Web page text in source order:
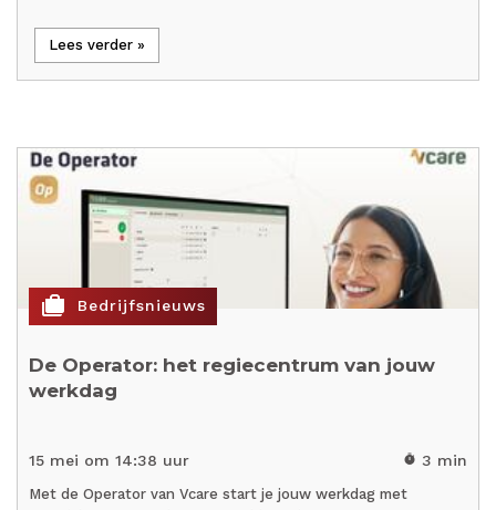
Lees verder »
cases Bedrijfsnieuws
De Operator: het regiecentrum van jouw
werkdag
15 mei om 14:38 uur timer 3 min
Met de Operator van Vcare start je jouw werkdag met